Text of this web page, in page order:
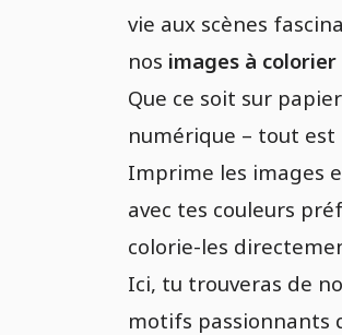
vie aux scènes
nos images à
Que ce soit sur
numérique – tout est
Imprime les images
avec tes couleurs
colorie-les
Ici, tu trouveras de
motifs passionnants